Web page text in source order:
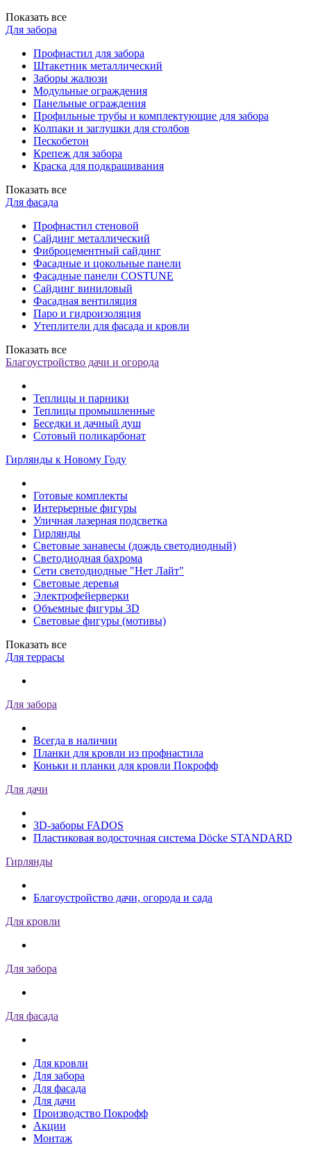
Показать все
Для забора
Профнастил для забора
Штакетник металлический
Заборы жалюзи
Модульные ограждения
Панельные ограждения
Профильные трубы и комплектующие для забора
Колпаки и заглушки для столбов
Пескобетон
Крепеж для забора
Краска для подкрашивания
Показать все
Для фасада
Профнастил стеновой
Сайдинг металлический
Фиброцементный сайдинг
Фасадные и цокольные панели
Фасадные панели COSTUNE
Сайдинг виниловый
Фасадная вентиляция
Паро и гидроизоляция
Утеплители для фасада и кровли
Показать все
Благоустройство дачи и огорода
Теплицы и парники
Теплицы промышленные
Беседки и дачный душ
Сотовый поликарбонат
Гирлянды к Новому Году
Готовые комплекты
Интерьерные фигуры
Уличная лазерная подсветка
Гирлянды
Световые занавесы (дождь светодиодный)
Светодиодная бахрома
Сети светодиодные "Нет Лайт"
Световые деревья
Электрофейерверки
Объемные фигуры 3D
Световые фигуры (мотивы)
Показать все
Для террасы
Для забора
Всегда в наличии
Планки для кровли из профнастила
Коньки и планки для кровли Покрофф
Для дачи
3D-заборы FADOS
Пластиковая водосточная система Döcke STANDARD
Гирлянды
Благоустройство дачи, огорода и сада
Для кровли
Для забора
Для фасада
Для кровли
Для забора
Для фасада
Для дачи
Производство Покрофф
Акции
Монтаж